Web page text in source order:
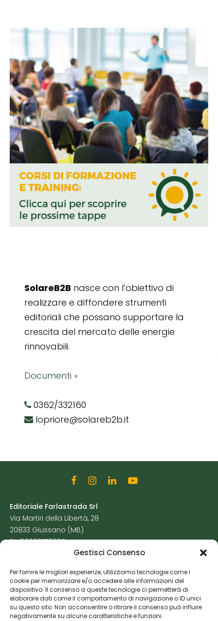
Gestisci Consenso
Per fornire le migliori esperienze, utilizziamo tecnologie come i
cookie per memorizzare e/o accedere alle informazioni del
dispositivo. Il consenso a queste tecnologie ci permetterà di
elaborare dati come il comportamento di navigazione o ID unici
su questo sito. Non acconsentire o ritirare il consenso può influire
negativamente su alcune caratteristiche e funzioni.
SolareB2B nasce con l’obiettivo di
realizzare e diffondere strumenti
editoriali che possano supportare la
crescita del mercato delle energie
rinnovabili.
Documenti »
0362/332160
lopriore@solareb2b.it
Editoriale Farlastrada Srl
Via Martiri della Libertà, 28
20833 Giussano (MB)
P.I. 06982770965
Cookie Policy
Risorse Aggiuntive